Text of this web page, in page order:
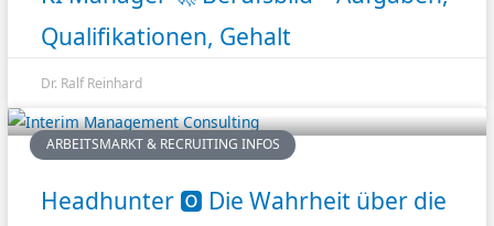
Qualifikationen, Gehalt
Dr. Ralf Reinhard
ARBEITSMARKT & RECRUITING INFOS
Headhunter 🅾️ Die Wahrheit über die